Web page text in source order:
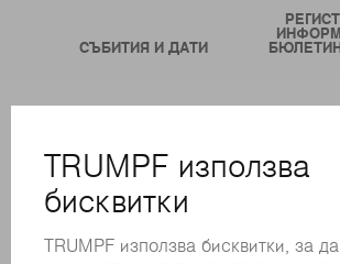
СЪБИТИЯ И ДАТИ
БЮЛЕТИН
ОНЛАЙН УСЛУГИ
КОНТАКТИ
ФИЛИАЛИ
РЕГИСТРИРАНЕ ЗА БЮЛЕТИН